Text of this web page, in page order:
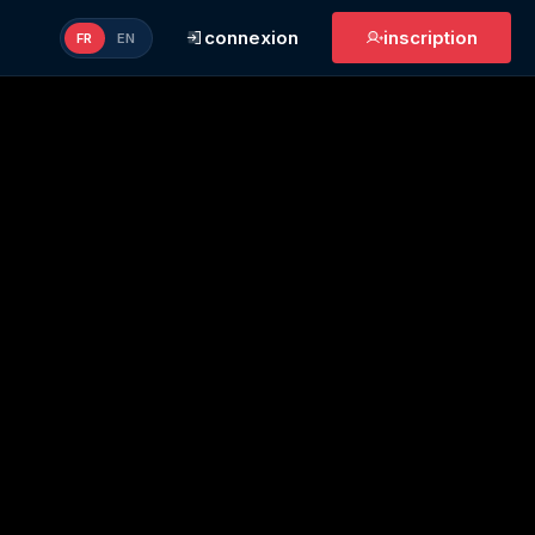
FR EN connexion inscription